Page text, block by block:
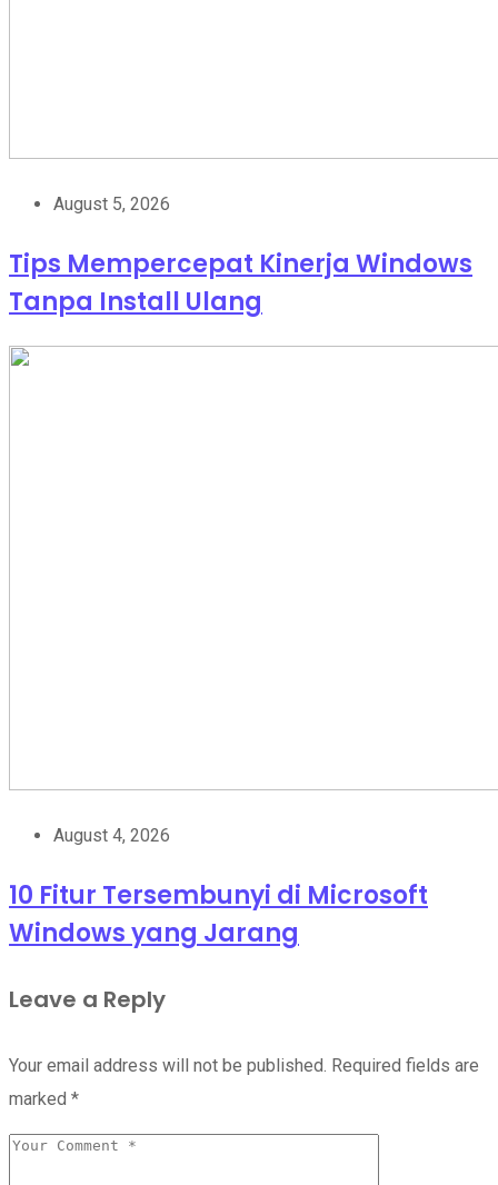
August 5, 2026
Tips Mempercepat Kinerja Windows
Tanpa Install Ulang
August 4, 2026
10 Fitur Tersembunyi di Microsoft
Windows yang Jarang
Leave a Reply
Your email address will not be published. Required fields are
marked *